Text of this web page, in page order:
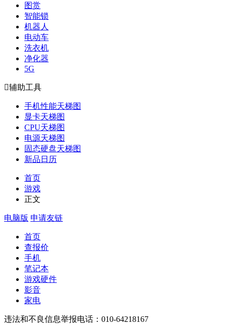
图赏
智能锁
机器人
电动车
洗衣机
净化器
5G
辅助工具
手机性能天梯图
显卡天梯图
CPU天梯图
电源天梯图
固态硬盘天梯图
新品日历
首页
游戏
正文
电脑版 申请友链
首页
查报价
手机
笔记本
游戏硬件
影音
家电
违法和不良信息举报电话：010-64218167